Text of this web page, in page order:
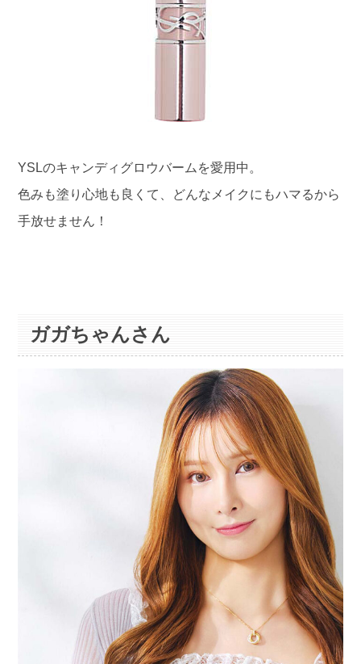
YSLのキャンディグロウバームを愛用中。
色みも塗り心地も良くて、どんなメイクにもハマるから
手放せません！
ガガちゃんさん